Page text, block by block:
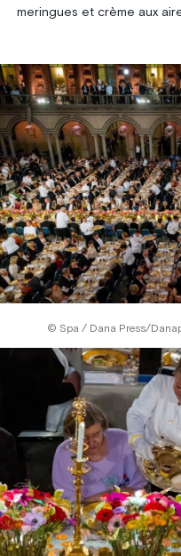
meringues et crème aux
© Spa / Dana Press/